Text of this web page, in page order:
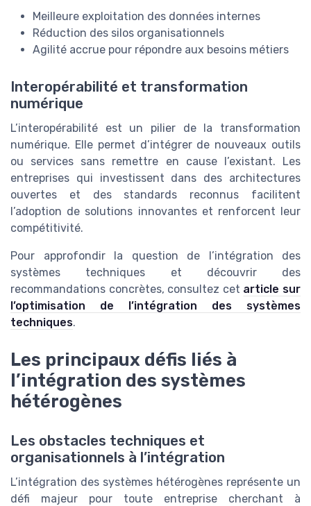
Meilleure exploitation des données internes
Réduction des silos organisationnels
Agilité accrue pour répondre aux besoins métiers
Interopérabilité et transformation
numérique
L’interopérabilité est un pilier de la transformation
numérique. Elle permet d’intégrer de nouveaux outils
ou services sans remettre en cause l’existant. Les
entreprises qui investissent dans des architectures
ouvertes et des standards reconnus facilitent
l’adoption de solutions innovantes et renforcent leur
compétitivité.
Pour approfondir la question de l’intégration des
systèmes techniques et découvrir des
recommandations concrètes, consultez cet article sur
l’optimisation de l’intégration des systèmes
techniques.
Les principaux défis liés à
l’intégration des systèmes
hétérogènes
Les obstacles techniques et
organisationnels à l’intégration
L’intégration des systèmes hétérogènes représente un
défi majeur pour toute entreprise cherchant à